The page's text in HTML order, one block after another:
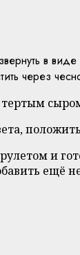
в
через
и
ещё